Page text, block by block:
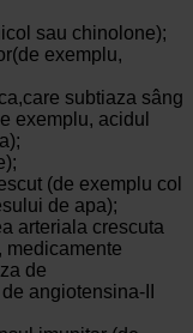
sau chinolone);
exemplu,
care subtiaza
exemplu, acidul
(de exemplu
de apa);
arteriala crescuta
medicamente
de
angiotensina-II